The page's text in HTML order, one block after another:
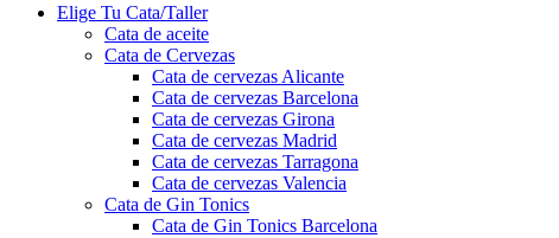
Elige Tu Cata/Taller
Cata de aceite
Cata de Cervezas
Cata de cervezas Alicante
Cata de cervezas Barcelona
Cata de cervezas Girona
Cata de cervezas Madrid
Cata de cervezas Tarragona
Cata de cervezas Valencia
Cata de Gin Tonics
Cata de Gin Tonics Barcelona